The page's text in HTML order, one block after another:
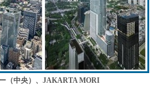
（中央）、JAKARTA MORI